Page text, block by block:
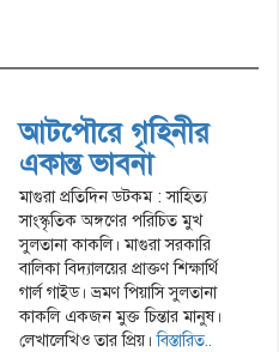
আটপৌরে গৃহিনীর
একান্ত ভাবনা
মাগুরা প্রতিদিন ডটকম : সাহিত্য
সাংস্কৃতিক অঙ্গণের পরিচিত মুখ
সুলতানা কাকলি। মাগুরা সরকারি
বালিকা বিদ্যালয়ের প্রাক্তণ শিক্ষার্থি
গার্ল গাইড। ভ্রমণ পিয়াসি সুলতানা
কাকলি একজন মুক্ত চিন্তার মানুষ।
লেখালেখিও তার প্রিয়।বিস্তারিত..